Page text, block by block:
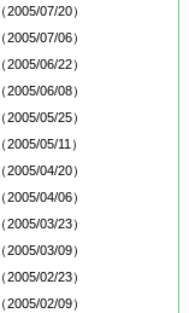
（2005/07/20）
（2005/07/06）
（2005/06/22）
（2005/06/08）
（2005/05/25）
（2005/05/11）
（2005/04/20）
（2005/04/06）
（2005/03/23）
（2005/03/09）
（2005/02/23）
（2005/02/09）